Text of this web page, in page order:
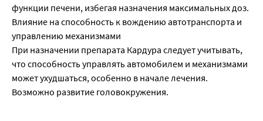
функции печени, избегая назначения максимальных доз.
Влияние на способность к вождению автотранспорта и
управлению механизмами
При назначении препарата Кардура следует учитывать,
что способность управлять автомобилем и механизмами
может ухудшаться, особенно в начале лечения.
Возможно развитие головокружения.